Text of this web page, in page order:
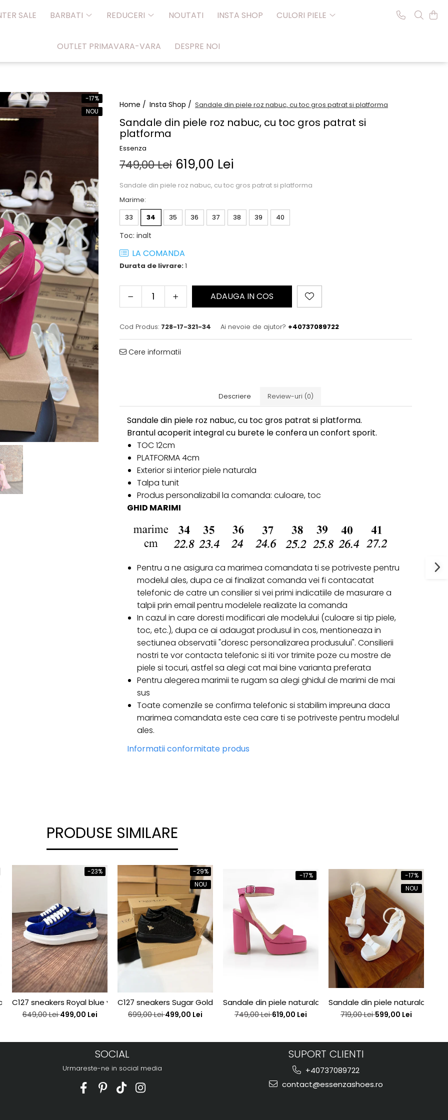
SALE BARBATI REDUCERI NOUTATI INSTA SHOP CULORI PIELE
OUTLET PRIMAVARA-VARA DESPRE NOI
Home / Insta Shop / Sandale din piele roz nabuc, cu toc gros patrat si platforma
Sandale din piele roz nabuc, cu toc gros patrat si
platforma
Essenza
-17%
NOU
749,00 Lei 619,00 Lei
Sandale din piele roz nabuc, cu toc gros patrat si platforma
Marime:
33
34 35 36 37 38 39 40
Toc: inalt
LA COMANDA
Durata de livrare:1
ADAUGA IN COS
Cod Produs: 728-17-321-34 Ai nevoie de ajutor? +40737089722
Cere informatii
Descriere Review-uri (0)
Sandale din piele roz nabuc, cu toc gros patrat si platforma.
Brantul acoperit integral cu burete le confera un confort sporit.
TOC 12cm
PLATFORMA 4cm
Exterior si interior piele naturala
Talpa tunit
Produs personalizabil la comanda: culoare, toc
GHID MARIMI
Pentru a ne asigura ca marimea comandata ti se potriveste pentru
modelul ales, dupa ce ai finalizat comanda vei fi contacatat
telefonic de catre un consilier si vei primi indicatiile de masurare a
talpii prin email pentru modelele realizate la comanda
In cazul in care doresti modificari ale modelului (culoare si tip piele,
toc, etc.), dupa ce ai adaugat produsul in cos, mentioneaza in
sectiunea observatii "doresc personalizarea produsului". Consilierii
nostri te vor contacta telefonic si iti vor trimite poze cu mostre de
piele si tocuri, astfel sa alegi cat mai bine varianta preferata
Pentru alegerea marimii te rugam sa alegi ghidul de marimi de mai
sus
Toate comenzile se confirma telefonic si stabilim impreuna daca
marimea comandata este cea care ti se potriveste pentru modelul
ales.
Informatii conformitate produs
PRODUSE SIMILARE
rosu-burgund
-23%
C127 sneakers Royal blue velvet bee edititon
649,00 Lei499,00 Lei
-29%
NOU
C127 sneakers Sugar Gold bee edition
699,00 Lei499,00 Lei
-17%
Sandale din piele naturala roz, toc gros si platforma
749,00 Lei619,00 Lei
-17%
NOU
Sandale din piele naturala alba
719,00 Lei599,00 Lei
SOCIAL
Urmareste-ne in social media
SUPORT CLIENTI
+40737089722
contact@essenzashoes.ro